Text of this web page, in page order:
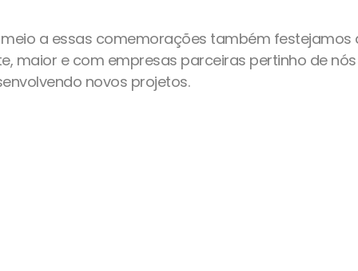
a essas comemorações também festejamos
maior e com empresas parceiras pertinho de
novos projetos.